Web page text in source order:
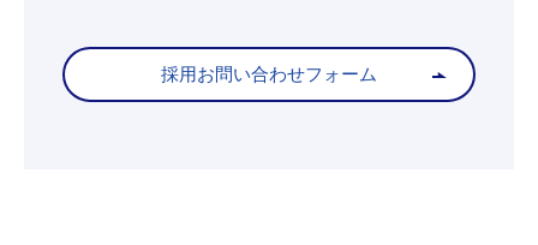
採用お問い合わせフォーム